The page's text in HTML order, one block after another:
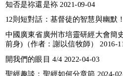
知否是祢還是袮 2021-09-04
12則短對話：基督徒的智慧與幽默
中國廣東省廣州市培靈研經大會簡
前身)（作者：謝以信牧師） 2016-
開我們的眼目 4/4 2022-04-03
聖經趣談：聖經如何分章節 2024-